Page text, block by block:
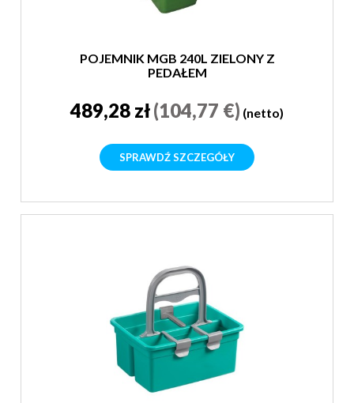
POJEMNIK MGB 240L ZIELONY Z
PEDAŁEM
489,28 zł(104,77 €) (netto)
SPRAWDŹ SZCZEGÓŁY